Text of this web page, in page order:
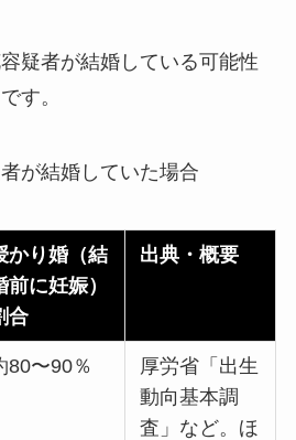
疑者が結婚している可能性
す。
が結婚していた場合
かり婚（結
前に妊娠）
合
出典・概要
80〜90％
厚労省「出生
動向基本調
査」など。ほ